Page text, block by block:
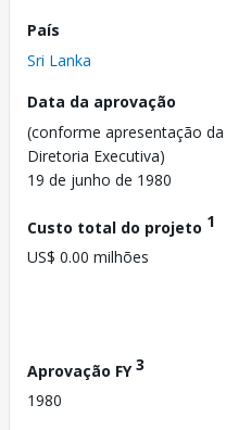
País
Sri Lanka
Data da aprovação
(conforme apresentação da
Diretoria Executiva)
19 de junho de 1980
Custo total do projeto 1
US$ 0.00 milhões
Aprovação FY3
1980